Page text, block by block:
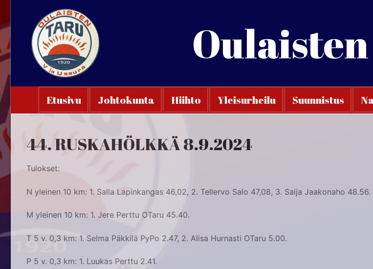
sisältöön
Etusivu Johtokunta Hiihto Yleisurheilu Suunnistus
44. RUSKAHÖLKKÄ 8.9.2024
Tulokset:
N yleinen 10 km: 1. Salla Lapinkangas 46,02, 2. Tellervo Salo 47,08, 3. Saija Jaakonaho 48.56.
M yleinen 10 km: 1. Jere Perttu OTaru 45.40.
T 5 v. 0,3 km: 1. Selma Päkkilä PyPo 2.47, 2. Alisa Hurnasti OTaru 5.00.
P 5 v. 0,3 km: 1. Luukas Perttu 2.41.